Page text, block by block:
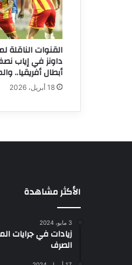
القنوات الناقلة
داونز في إياب
أبطال أفريقيا..
18 أبريل، 2026
الأكثر مشاهدة
3 مايو، 2024
زيادات في جرايات
الصرف